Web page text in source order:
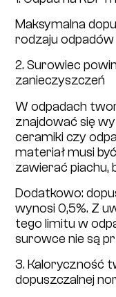
Maksymalna
rodzaju odpadów
2. Surowiec
zanieczyszczeń
W odpadach
znajdować się
ceramiki czy
materiał musi
zawierać piachu,
Dodatkowo:
wynosi 0,5%. Z
tego limitu w
surowce nie są
3. Kaloryczność
dopuszczalnej